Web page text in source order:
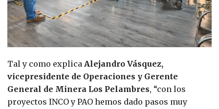
Tal y como explica Alejandro Vásquez,
vicepresidente de Operaciones y Gerente
General de Minera Los Pelambres, “con los
proyectos INCO y PAO hemos dado pasos muy